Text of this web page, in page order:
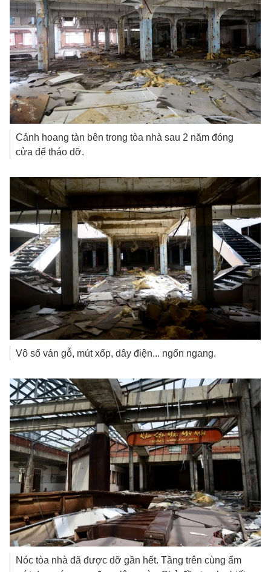
Cảnh hoang tàn bên trong tòa nhà sau 2 năm đóng
cửa để tháo dỡ.
Vô số ván gỗ, mút xốp, dây điện... ngổn ngang.
Nóc tòa nhà đã được dỡ gần hết. Tầng trên cùng ẩm